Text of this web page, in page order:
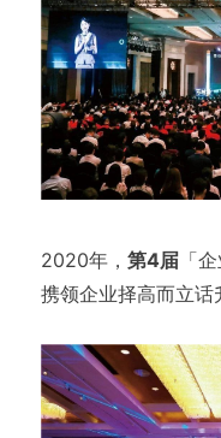
2020年， 第4届「
携领企业择高而立话